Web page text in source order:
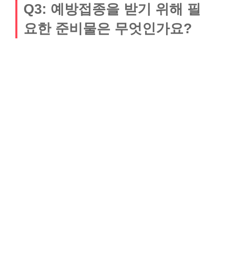
Q3: 예방접종을 받기 위해 필
요한 준비물은 무엇인가요?